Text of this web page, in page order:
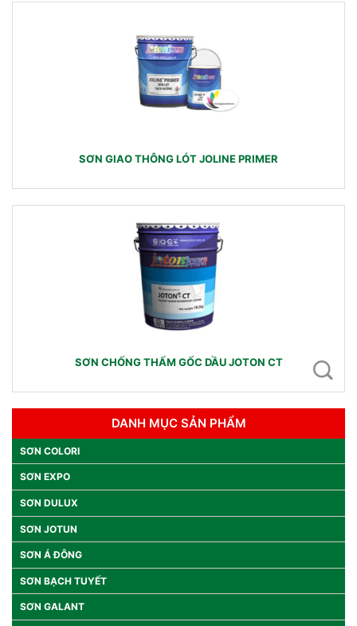
SƠN GIAO THÔNG LÓT JOLINE PRIMER
SƠN CHỐNG THẤM GỐC DẦU JOTON CT
DANH MỤC SẢN PHẨM
SƠN COLORI
SƠN EXPO
SƠN DULUX
SƠN JOTUN
SƠN Á ĐÔNG
SƠN BẠCH TUYẾT
SƠN GALANT